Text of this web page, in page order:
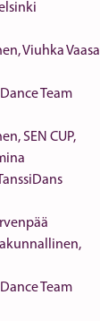
Viuhka Vaasa
Team
SEN CUP,
Team